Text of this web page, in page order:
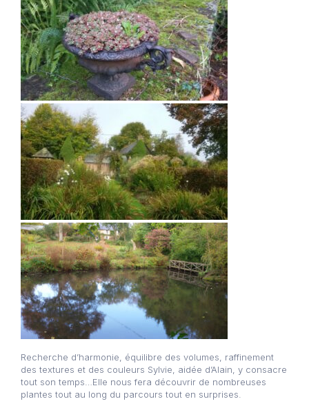
Recherche d’harmonie, équilibre des volumes, raffinement
des textures et des couleurs Sylvie, aidée d’Alain, y consacre
tout son temps…Elle nous fera découvrir de nombreuses
plantes tout au long du parcours tout en surprises.